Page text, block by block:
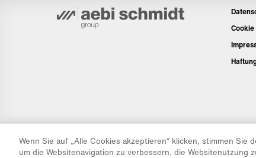
Wenn Sie auf „Alle Cookies akzeptieren“ klicken, stimmen Sie
um die Websitenavigation zu verbessern, die Websitenutzung